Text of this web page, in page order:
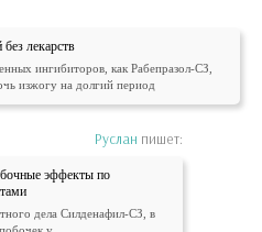
лекарств
ингибиторов, как Рабепразол-СЗ,
изжогу на долгий период
Руслан пишет:
эффекты по
дела Силденафил-СЗ, в
у